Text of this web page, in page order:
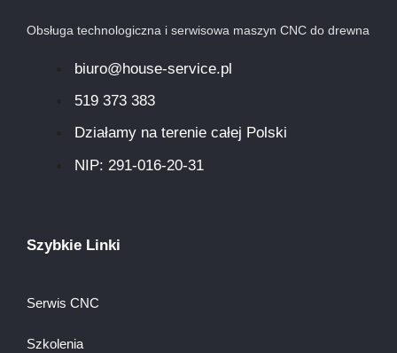
Obsługa technologiczna i serwisowa maszyn CNC do drewna
biuro@house-service.pl
519 373 383
Działamy na terenie całej Polski
NIP: 291-016-20-31​
Szybkie Linki
Serwis CNC
Szkolenia